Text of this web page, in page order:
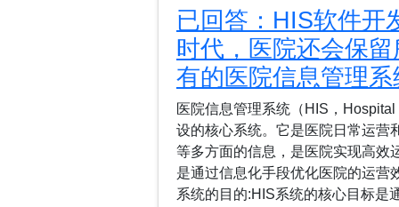
DeepSeek本地部署服务，以满足
将AI医疗助手患者服务系统嵌入官
智能导诊，进一步优化就医体验
已应用于新生儿科，用户通过输入
满意度等方面的全面信息，提升数
内科已开启DeepSeek R1+RAG模
诊疗的智能化水平。这些应用不仅
医疗行业的数字化和智能化转型。
在资源优化、疾病预测等领域...
已回答：HIS软件开
时代，医院还会保
有的医院信息管理
医院信息管理系统（HIS，
设的核心系统。它是医院日常运营
等多方面的信息，是医院实现高效
是通过信息化手段优化医院的运营
系统的目的:HIS系统的核心目标是